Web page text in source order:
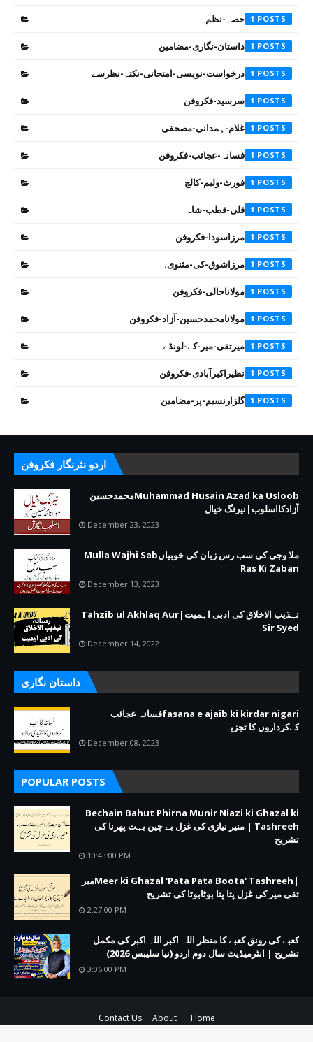
حصہ-نظم 1
داستان-نگاری-مضامین 1
درخواست-نویسی-امتحانی-نکتہ-نظرسے 1
سرسید-فکروفن 1
غلام-ہمدانی-مصحفی 1
فسانہ-عجائب-فکروفن 1
فورٹ-ولیم-کالج 1
قلی-قطب-شاہ 1
مرزاسودا-فکروفن 1
مرزاشوق-کی-مثنوی. 1
مولاناحالی-فکروفن 1
مولانامحمدحسین-آزاد-فکروفن 1
میرتقی-میر-کے-لونڈے 1
نظیراکبرآبادی-فکروفن 1
گلزارنسیم-پر-مضامین 1
اردو نثرنگار فکروفن
Muhammad Husain Azad ka Usloobمحمدحسین
آزادکااسلوب|نیرنگ خیال
December 23, 2023
ملا وجی کی سب رس زبان کی خوبیاںMulla Wajhi Sab
Ras Ki Zaban
December 13, 2023
تہذیب الاخلاق کی ادبی اہمیت|Tahzib ul Akhlaq Aur
Sir Syed
December 14, 2022
داستان نگاری
fasana e ajaib ki kirdar nigariفسانہ عجائب
کےکرداروں کا تجزیہ
December 08, 2023
POPULAR POSTS
Bechain Bahut Phirna Munir Niazi ki Ghazal ki
Tashreeh | منیر نیازی کی غزل بے چین بہت پھرنا کی
تشریح
10:43:00 PM
|Meer ki Ghazal 'Pata Pata Boota' Tashreehمیر
تقی میر کی غزل پتا پتا بوٹابوٹا کی تشریح
2:27:00 PM
کعبے کی رونق کعبے کا منظر اللہ اکبر اللہ اکبر کی مکمل
تشریح | انٹرمیڈیٹ سال دوم اردو (نیا سلیبس 2026)
3:06:00 PM
Home
About
Contact Us